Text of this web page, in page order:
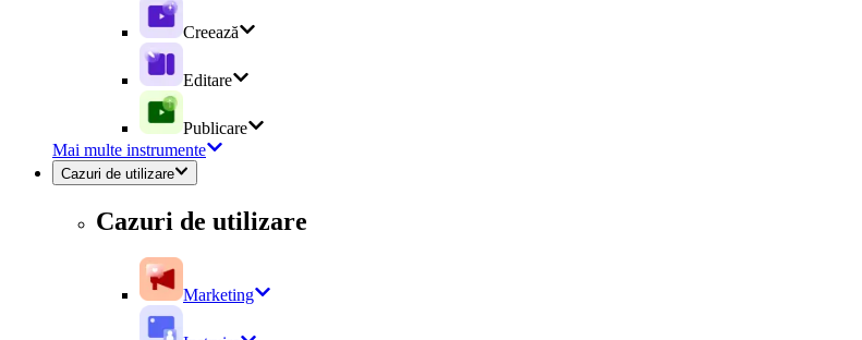
Creează
Editare
Publicare
Mai multe instrumente
Cazuri de utilizare
Cazuri de utilizare
Marketing